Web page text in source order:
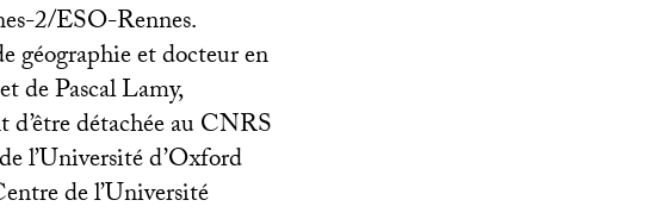
2/ESO-Rennes.
géographie et docteur en
de Pascal Lamy,
détachée auCNRS
l’Université d’Oxford
de l’Université